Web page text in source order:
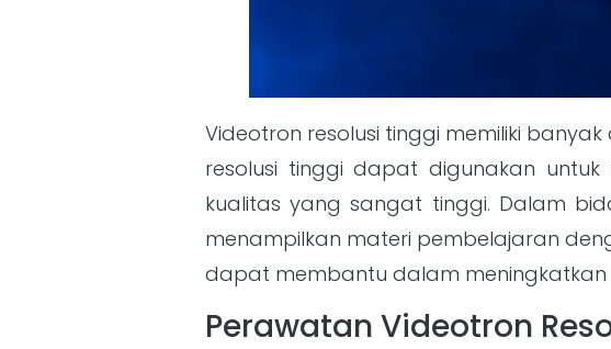
Videotron resolusi tinggi memiliki
resolusi tinggi dapat digunakan
kualitas yang sangat tinggi. Dalam
menampilkan materi pembelajaran
dapat membantu dalam meningkatkan
Perawatan Videotron